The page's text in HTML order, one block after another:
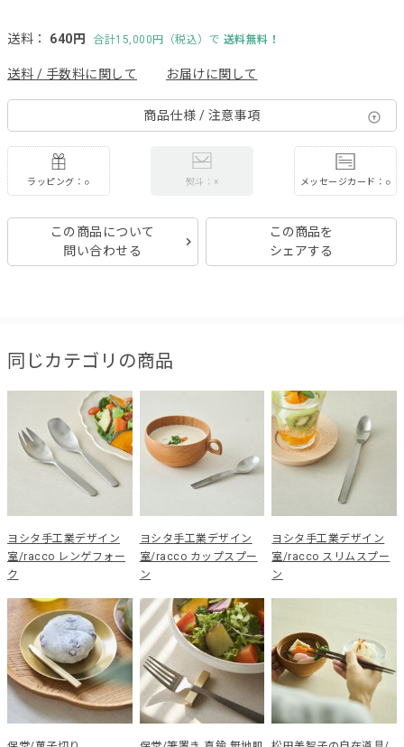
送料： 640円 合計15,000円（税込）で 送料無料！
送料 / 手数料に関して お届けに関して
商品仕様 / 注意事項
ラッピング：○ 熨斗：× メッセージカード：○
この商品について
問い合わせる
この商品を
シェアする
同じカテゴリの商品
ヨシタ手工業デザイン
室/racco レンゲフォー
ク
ヨシタ手工業デザイン
室/racco カップスプー
ン
ヨシタ手工業デザイン
室/racco スリムスプー
ン